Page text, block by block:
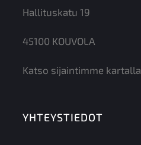
Hallituskatu 19
45100 KOUVOLA
Katso sijaintimme kartalla
YHTEYSTIEDOT